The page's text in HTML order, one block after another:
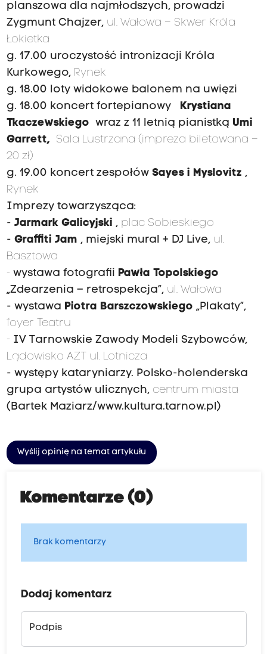
planszowa dla najmłodszych, prowadzi
Zygmunt Chajzer, ul. Wałowa – Skwer Króla
Łokietka
g. 17.00 uroczystość intronizacji Króla
Kurkowego, Rynek
g. 18.00 loty widokowe balonem na uwięzi
g. 18.00 koncert fortepianowy
Krystiana
Tkaczewskiego wraz z 11 letnią pianistką Umi
Garrett,
Sala Lustrzana (impreza biletowana –
20 zł)
g. 19.00 koncert zespołów Sayes i Myslovitz ,
Rynek
Imprezy towarzysząca:
- Jarmark Galicyjski , plac Sobieskiego
- Graffiti Jam , miejski mural + DJ Live, ul.
Basztowa
- wystawa fotografii Pawła Topolskiego
„Zdearzenia – retrospekcja”, ul. Wałowa
- wystawa Piotra Barszczowskiego „Plakaty”,
foyer Teatru
- IV Tarnowskie Zawody Modeli Szybowców,
Lądowisko AZT ul. Lotnicza
- występy kataryniarzy. Polsko-holenderska
grupa artystów ulicznych, centrum miasta
(Bartek Maziarz/www.kultura.tarnow.pl)
Wyślij opinię na temat artykułu
Komentarze (0)
Brak komentarzy
Dodaj komentarz
Podpis